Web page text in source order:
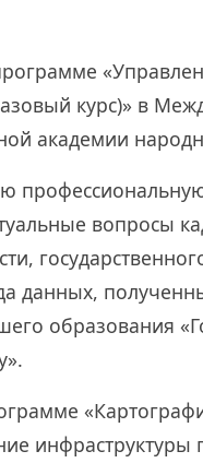
курс)» в
академии
вопросы
данных,
образования
инфраструктуры